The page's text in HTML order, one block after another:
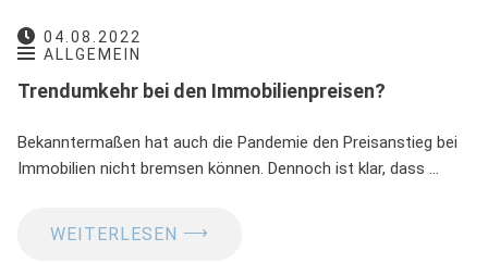
04.08.2022
ALLGEMEIN
Trendumkehr bei den Immobilienpreisen?
Bekanntermaßen hat auch die Pandemie den Preisanstieg bei
Immobilien nicht bremsen können. Dennoch ist klar, dass …
WEITERLESEN ⟶